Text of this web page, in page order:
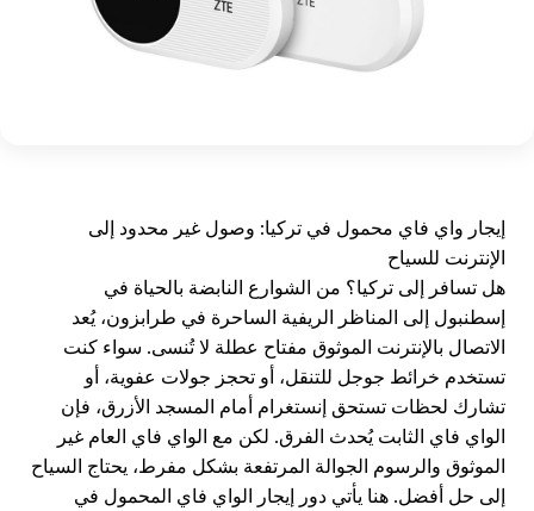
إيجار واي فاي محمول في تركيا: وصول غير محدود إلى
الإنترنت للسياح
هل تسافر إلى تركيا؟ من الشوارع النابضة بالحياة في
إسطنبول إلى المناظر الريفية الساحرة في طرابزون، يُعد
الاتصال بالإنترنت الموثوق مفتاح عطلة لا تُنسى. سواء كنت
تستخدم خرائط جوجل للتنقل، أو تحجز جولات عفوية، أو
تشارك لحظات تستحق إنستغرام أمام المسجد الأزرق، فإن
الواي فاي الثابت يُحدث الفرق. لكن مع الواي فاي العام غير
الموثوق والرسوم الجوالة المرتفعة بشكل مفرط، يحتاج السياح
إلى حل أفضل. هنا يأتي دور إيجار الواي فاي المحمول في